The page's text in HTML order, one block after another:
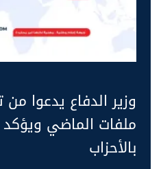
وزير الدفاع يدعوا
ملفات الماضي
بالأحزاب